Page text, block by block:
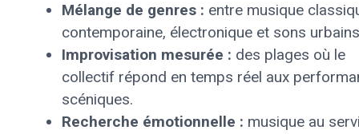
Mélange de genres : entre musique
contemporaine, électronique et sons
Improvisation mesurée : des plages où le
collectif répond en temps réel aux
scéniques.
Recherche émotionnelle : musique au